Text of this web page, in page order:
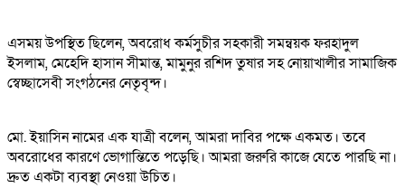
এসময় উপস্থিত ছিলেন, অবরোধ কর্মসুচীর সহকারী সমন্বয়ক ফরহাদুল
ইসলাম, মেহেদি হাসান সীমান্ত, মামুনুর রশিদ তুষার সহ নোয়াখালীর সামাজিক
স্বেচ্ছাসেবী সংগঠনের নেতৃবৃন্দ।
মো. ইয়াসিন নামের এক যাত্রী বলেন, আমরা দাবির পক্ষে একমত। তবে
অবরোধের কারণে ভোগান্তিতে পড়েছি। আমরা জরুরি কাজে যেতে পারছি না।
দ্রুত একটা ব্যবস্থা নেওয়া উচিত।